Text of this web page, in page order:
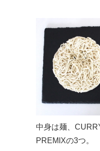
中身は麺、
PREMIXの3つ。